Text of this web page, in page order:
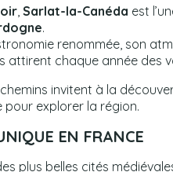
Sarlat-la-Canéda est
.
renommée, son
attirent chaque année des
invitent à la
pour explorer la région.
EN FRANCE
plus belles cités